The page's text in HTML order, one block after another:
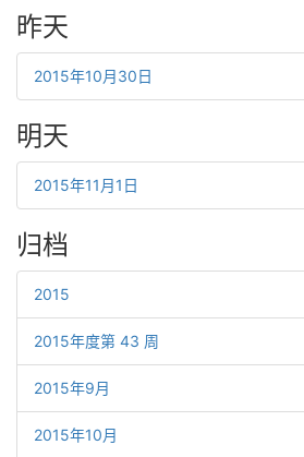
昨天
2015年10月30日
明天
2015年11月1日
归档
2015
2015年度第 43 周
2015年9月
2015年10月